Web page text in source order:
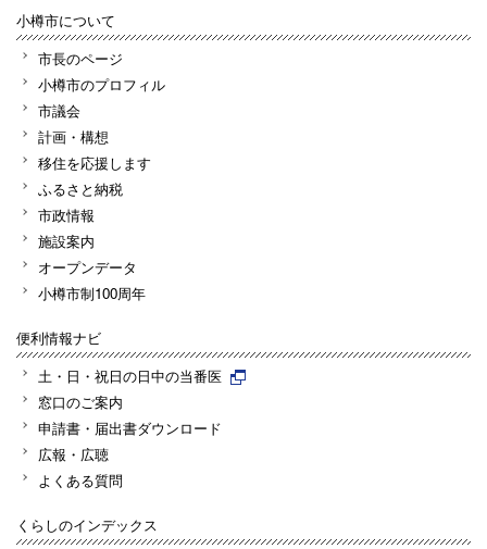
小樽市について
市長のページ
小樽市のプロフィル
市議会
計画・構想
移住を応援します
ふるさと納税
市政情報
施設案内
オープンデータ
小樽市制100周年
便利情報ナビ
土・日・祝日の日中の当番医
窓口のご案内
申請書・届出書ダウンロード
広報・広聴
よくある質問
くらしのインデックス